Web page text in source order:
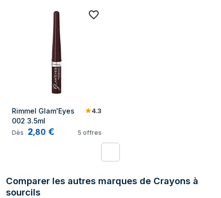
Catalogue Rimmel Crayons à sourcils
Rimmel Glam'Eyes
002 3.5ml
4.3
Dès 2,80 € 5 offres
Comparer les autres marques de Crayons à
sourcils